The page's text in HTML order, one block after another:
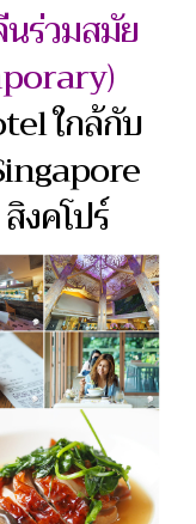
นร่วมสมัย
ใกล้กับ
งคโปร์